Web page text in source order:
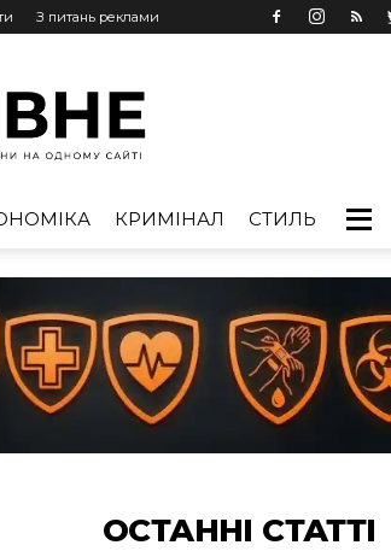
З питань реклами
КРИМІНАЛ СТИЛЬ
ОСТАННІ СТАТТІ